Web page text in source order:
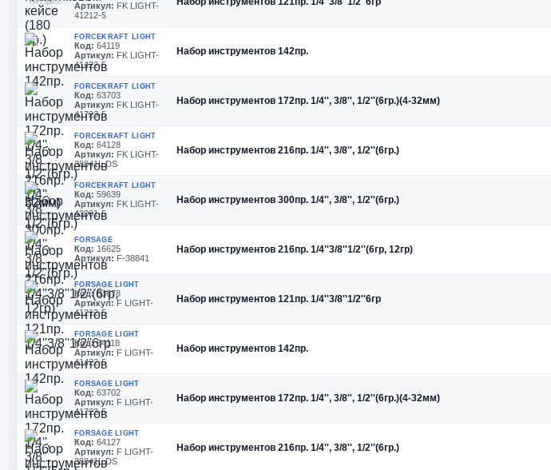
Нет фото
Артикул: FK LIGHT-
41212-5
FORCEKRAFT LIGHT
Код: 64119
Артикул: FK LIGHT-
41422-5
Набор инструментов 142пр.
FORCEKRAFT LIGHT
Код: 63703
Артикул: FK LIGHT-
41723-5
Набор инструментов 172пр. 1/4'', 3/8'', 1/2''(6гр.)(4-32мм)
FORCEKRAFT LIGHT
Код: 64128
Артикул: FK LIGHT-
38841L DS
Набор инструментов 216пр. 1/4'', 3/8'', 1/2''(6гр.)
FORCEKRAFT LIGHT
Код: 59639
Артикул: FK LIGHT-
43001-5
Набор инструментов 300пр. 1/4'', 3/8'', 1/2''(6гр.)
FORSAGE
Код: 16625
Артикул: F-38841
Набор инструментов 216пр. 1/4''3/8''1/2''(6гр, 12гр)
FORSAGE LIGHT
Код:63678
Артикул: F LIGHT-
41212-5
Набор инструментов 121пр. 1/4''3/8''1/2''6гр
FORSAGE LIGHT
Код:64118
Артикул: F LIGHT-
41422-5
Набор инструментов 142пр.
FORSAGE LIGHT
Код: 63702
Артикул: F LIGHT-
41723-5
Набор инструментов 172пр. 1/4'', 3/8'', 1/2''(6гр.)(4-32мм)
FORSAGE LIGHT
Код: 64127
Артикул: F LIGHT-
38841L DS
Набор инструментов 216пр. 1/4'', 3/8'', 1/2''(6гр.)